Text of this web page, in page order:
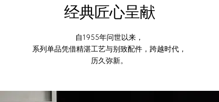
经典匠心呈献
自1955年问世以来，
系列单品凭借精湛工艺与别致配件，跨越时代，
历久弥新。